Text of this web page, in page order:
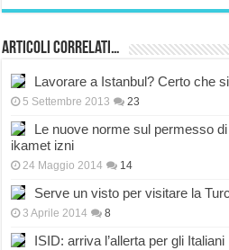
Articoli correlati…
Lavorare a Istanbul? Certo che si
5 Settembre 2013 23
Le nuove norme sul permesso
ikamet izni
24 Maggio 2014 14
Serve un visto per visitare la
3 Aprile 2014 8
ISID: arriva l’allerta per gli Italiani